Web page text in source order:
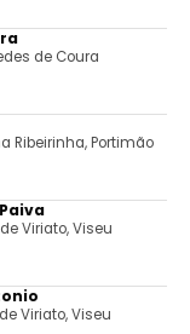
de Coura
Ribeirinha, Portimão
Viriato, Viseu
Viriato, Viseu